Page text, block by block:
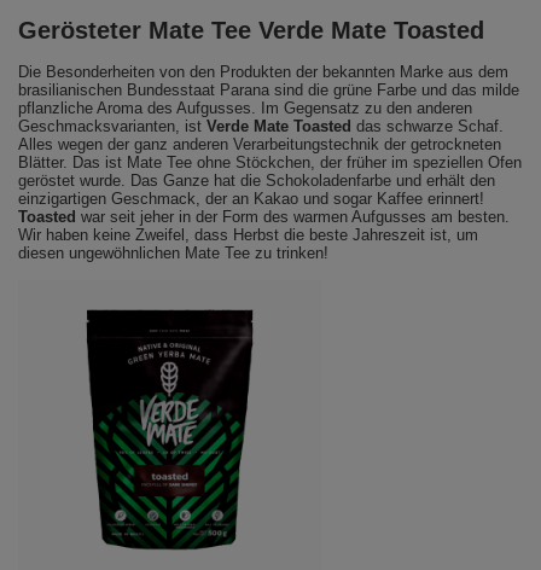
Gerösteter Mate Tee Verde Mate Toasted
Die Besonderheiten von den Produkten der bekannten Marke aus dem
brasilianischen Bundesstaat Parana sind die grüne Farbe und das milde
pflanzliche Aroma des Aufgusses. Im Gegensatz zu den anderen
Geschmacksvarianten, ist Verde Mate Toasted das schwarze Schaf.
Alles wegen der ganz anderen Verarbeitungstechnik der getrockneten
Blätter. Das ist Mate Tee ohne Stöckchen, der früher im speziellen Ofen
geröstet wurde. Das Ganze hat die Schokoladenfarbe und erhält den
einzigartigen Geschmack, der an Kakao und sogar Kaffee erinnert!
Toasted war seit jeher in der Form des warmen Aufgusses am besten.
Wir haben keine Zweifel, dass Herbst die beste Jahreszeit ist, um
diesen ungewöhnlichen Mate Tee zu trinken!